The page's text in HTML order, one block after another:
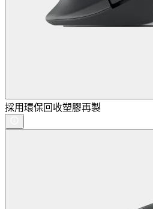
採用環保回收塑膠再製